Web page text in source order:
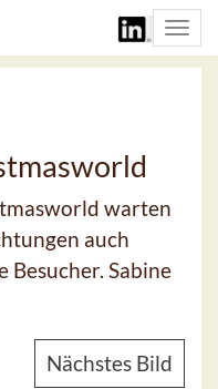
warten
auch
Besucher. Sabine
Nächstes Bild